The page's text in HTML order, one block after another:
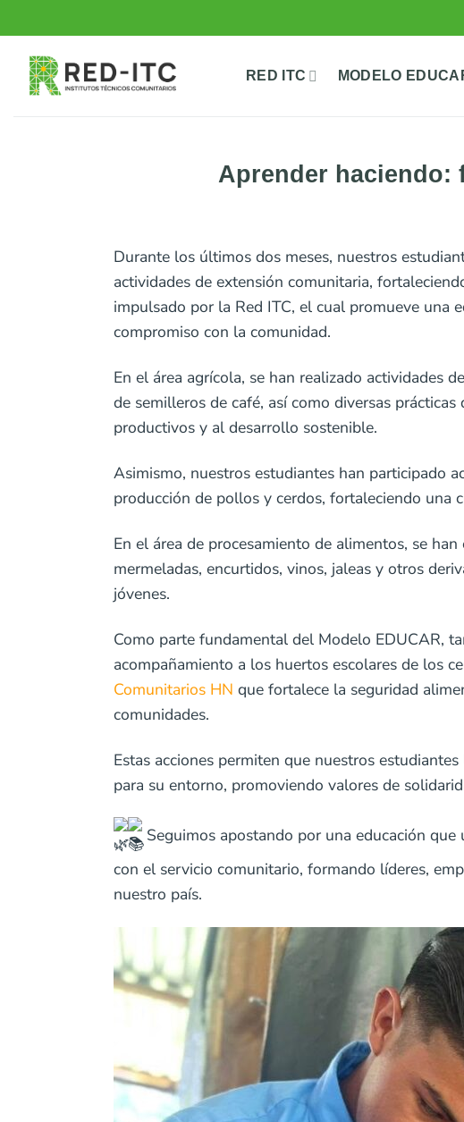
al
contenido
RED ITC MODELO
Aprender haciendo:
Durante los últimos dos meses, nuestros
actividades de extensión comunitaria,
impulsado por la Red ITC, el cual promueve una
compromiso con la comunidad.
En el área agrícola, se han realizado actividades
de semilleros de café, así como diversas
productivos y al desarrollo sostenible.
Asimismo, nuestros estudiantes han participado
producción de pollos y cerdos, fortaleciendo una
En el área de procesamiento de alimentos, se
mermeladas, encurtidos, vinos, jaleas y otros
jóvenes.
Como parte fundamental del Modelo EDUCAR,
acompañamiento a los huertos escolares de los
Comunitarios HN que fortalece la seguridad
comunidades.
Estas acciones permiten que nuestros
para su entorno, promoviendo valores de
Seguimos apostando por una educación
con el servicio comunitario, formando líderes,
nuestro país.